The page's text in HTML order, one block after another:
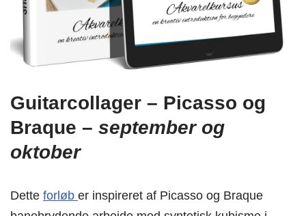
Guitarcollager – Picasso og
Braque – september og
oktober
Dette forløb er inspireret af Picasso og Braque